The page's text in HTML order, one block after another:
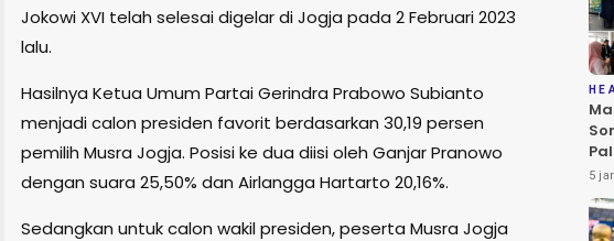
Jokowi XVI telah selesai digelar di Jogja pada 2 Februari 2023
lalu.
Hasilnya Ketua Umum Partai Gerindra Prabowo Subianto
menjadi calon presiden favorit berdasarkan 30,19 persen
pemilih Musra Jogja. Posisi ke dua diisi oleh Ganjar Pranowo
dengan suara 25,50% dan Airlangga Hartarto 20,16%.
Sedangkan untuk calon wakil presiden, peserta Musra Jogja
di
5